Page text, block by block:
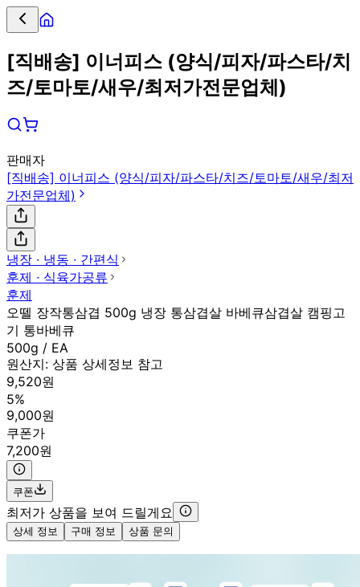
[직배송] 이너피스 (양식/피자/파스타/치
즈/토마토/새우/최저가전문업체)
판매자
[직배송] 이너피스 (양식/피자/파스타/치즈/토마토/새우/최저
가전문업체)
냉장 ∙ 냉동 ∙ 간편식
훈제 ∙ 식육가공류
훈제
오뗄 장작통삼겹 500g 냉장 통삼겹살 바베큐삼겹살 캠핑고
기 통바베큐
500g / EA
원산지: 상품 상세정보 참고
9,520원
5%
9,000원
쿠폰가
7,200원
쿠폰
최저가 상품을 보여 드릴게요
상세 정보 구매 정보 상품 문의